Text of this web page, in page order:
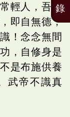
輕人，吾我
即自無德，
！念念無間
，自修身是
是布施供養
武帝不識真
錄